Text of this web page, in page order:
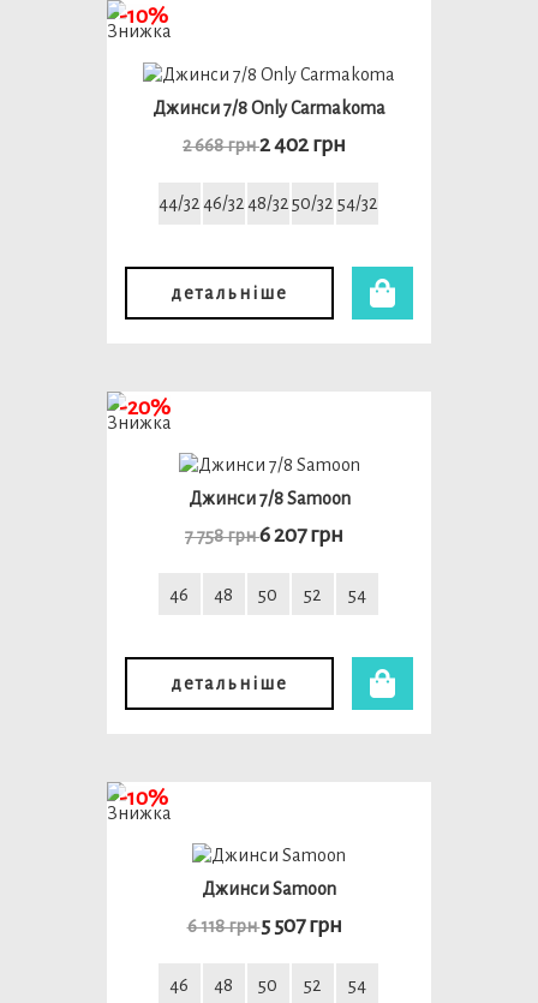
Джинси 7/8 Only Carmakoma
2 668 грн2 402 грн
44/3246/3248/3250/32 54/32
детальніше
-10%
Джинси 7/8 Samoon
7 758 грн6 207 грн
46 48 50 52 54
детальніше
-20%
Джинси Samoon
6 118 грн5 507 грн
46 48 50 52 54
-10%